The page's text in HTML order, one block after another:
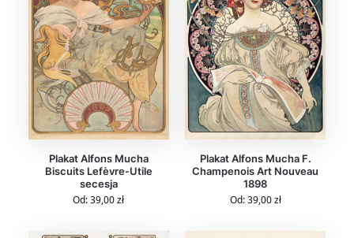
Plakat Alfons Mucha
Biscuits Lefèvre-Utile
secesja
Od:39,00zł
Plakat Alfons Mucha F.
Champenois Art Nouveau
1898
Od:39,00zł